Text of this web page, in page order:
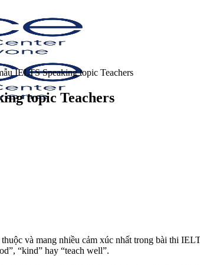
IELTS Speaking topic Teachers
topic Teachers
và mang nhiều cảm xúc nhất trong bài thi
“kind” hay “teach well”.